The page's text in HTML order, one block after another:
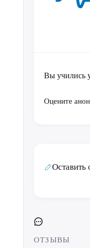
Вы учились
Оцените
Оставить
ОТЗЫВЫ